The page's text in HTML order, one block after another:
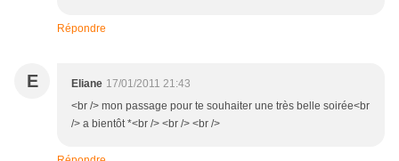
Répondre
E Eliane 17/01/2011 21:43
<br /> mon passage pour te souhaiter une très belle soirée<br
/> a bientôt *<br /> <br /> <br />